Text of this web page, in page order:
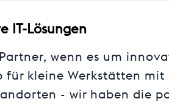
IT-Lösungen
wenn es um
für kleine Werkstätten mit
- wir haben die